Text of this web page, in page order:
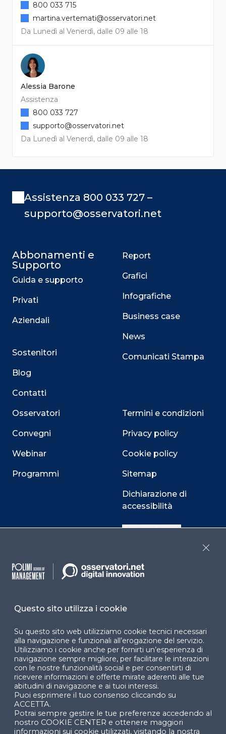
Da Lunedì al Venerdì, dalle 09 alle 18
800 033 715
martina.vertemati@osservatori.net
Alessia Barone
Assistenza
Da Lunedì al Venerdì, dalle 09 alle 18
800 033 727
supporto@osservatori.net
Assistenza 800 033 727 –
supporto@osservatori.net
Abbonamenti e
Supporto
Guida e supporto
Privati
Aziendali
Sostenitori
Blog
Contatti
Osservatori
Convegni
Webinar
Programmi
Report
Grafici
Infografiche
Business case
News
Comunicati Stampa
Termini e condizioni
Privacy policy
Cookie policy
Sitemap
Dichiarazione di
accessibilità
Cookie Center
Facebook LinkedIn
© 2024 Copyright © Politecnico di Milano Dipartimento
di Ingegneria Gestionale
Questo sito utilizza i cookie
Su questo sito web utilizziamo cookie tecnici necessari
alla navigazione e funzionali all’erogazione del servizio.
Utilizziamo i cookie anche per fornirti un’esperienza di
navigazione sempre migliore, per facilitare le interazioni
con le nostre funzionalità social e per consentirti di
ricevere informazioni e offerte mirate aderenti alle tue
abitudini di navigazione e ai tuoi interessi.
Puoi esprimere il tuo consenso cliccando su
ACCETTA.
Potrai sempre gestire le tue preferenze accedendo al
nostro COOKIE CENTER e ottenere maggiori
informazioni sui cookie utilizzati, visitando la nostra